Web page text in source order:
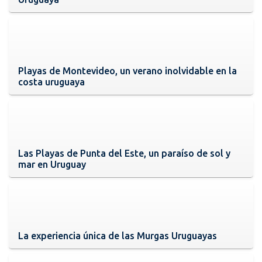
Playas de Montevideo, un verano inolvidable en la
costa uruguaya
Las Playas de Punta del Este, un paraíso de sol y
mar en Uruguay
La experiencia única de las Murgas Uruguayas